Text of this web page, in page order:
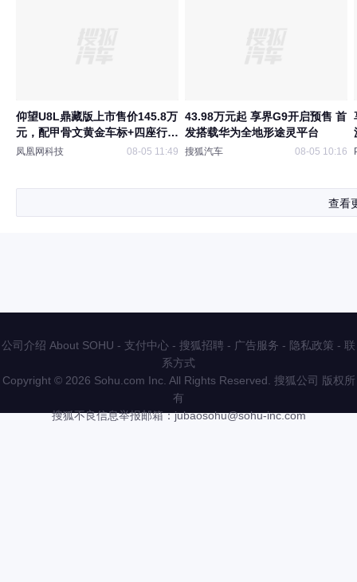
仰望U8L鼎藏版上市售价145.8万
元，配甲骨文黄金车标+四座行政
布局
凤凰网科技 08-05 11:49
43.98万元起 享界G9开启预售 首
发搭载华为全地形途灵平台
搜狐汽车 08-05 10:16
查看
公司介绍 About SOHU - 支付中心 - 搜狐招聘 - 广告服务 - 隐私政策 - 联
系方式
Copyright © 2026 Sohu.com Inc. All Rights Reserved. 搜狐公司 版权所
有
搜狐不良信息举报邮箱：jubaosohu@sohu-inc.com